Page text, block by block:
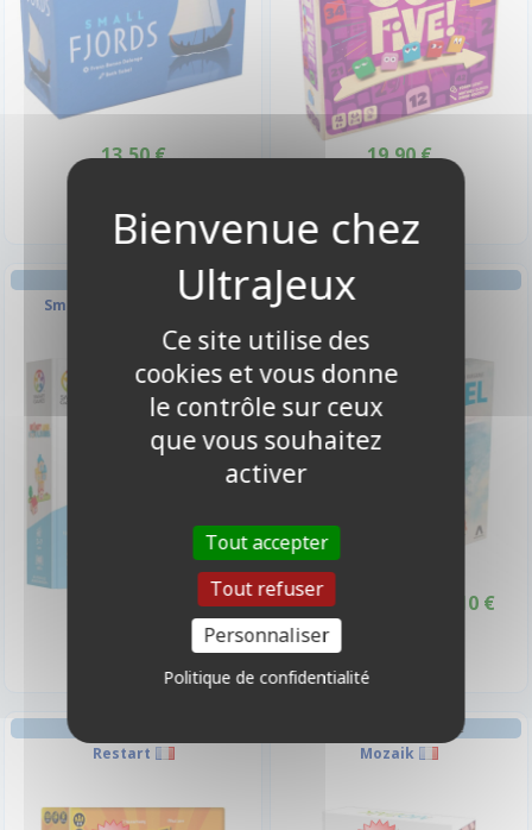
13,50 € 19,90 €
Smart Games - Haut les
RÉFLÉXION EN FAMILLE
-10%
Promo -10% 34,10 €
Restart Mozaik
Ce site utilise des
cookies et vous donne
le contrôle sur ceux
que vous souhaitez
activer
Tout accepter
Tout refuser
Personnaliser
Politique de confidentialité